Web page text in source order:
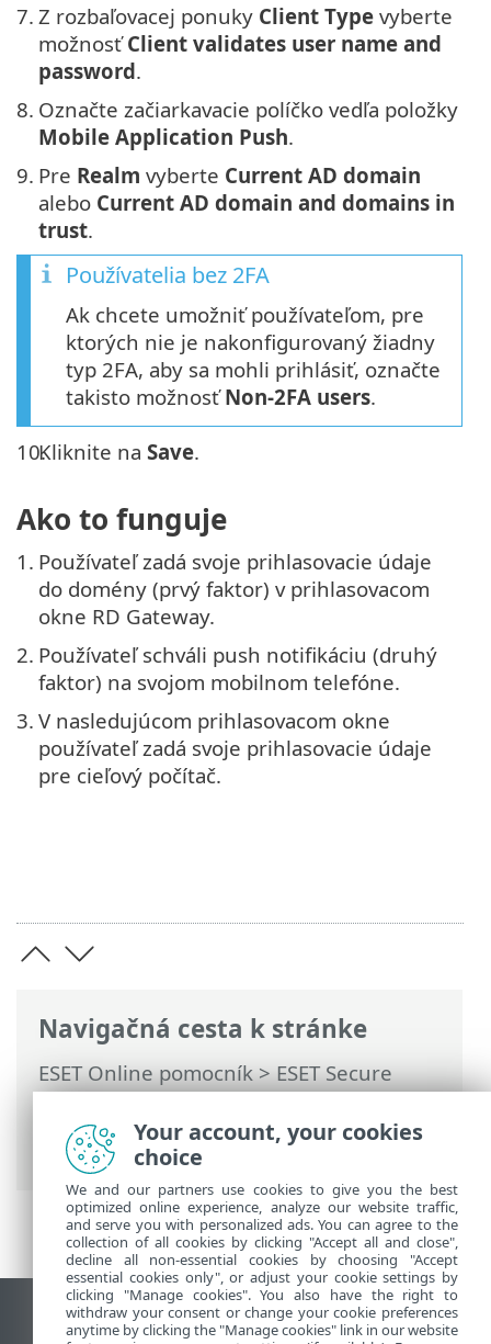
Navigačná cesta k stránke
ESET Online pomocník>ESET Secure
Authentication On-Prem>Ochrana
vzdialenej pracovnej plochy> Remote
Desktop Gateway a ESA RADIUS
7. Z rozbaľovacej ponuky Client Type vyberte
možnosťClient validates user name and
password.
8. Označte začiarkavacie políčko vedľa položky
Mobile Application Push.
9. Pre Realm vyberte Current AD domain
alebo Current AD domain and domains in
trust.
Používatelia bez 2FA
Ak chcete umožniť používateľom, pre
ktorých nie je nakonfigurovaný žiadny
typ 2FA, aby sa mohli prihlásiť, označte
takisto možnosťNon-2FA users.
10.Kliknite na Save.
Ako to funguje
1. Používateľ zadá svoje prihlasovacie údaje
do domény (prvý faktor) v prihlasovacom
okne RD Gateway.
2. Používateľ schváli push notifikáciu (druhý
faktor) na svojom mobilnom telefóne.
3. V nasledujúcom prihlasovacom okne
používateľ zadá svoje prihlasovacie údaje
pre cieľový počítač.
Zobraziť stránku ako na počítači
Your account, your cookies
choice
We and our partners use cookies to give you the best
optimized online experience, analyze our website traffic,
and serve you with personalized ads. You can agree to the
collection of all cookies by clicking "Accept all and close",
decline all non-essential cookies by choosing "Accept
essential cookies only", or adjust your cookie settings by
clicking "Manage cookies". You also have the right to
withdraw your consent or change your cookie preferences
anytime by clicking the "Manage cookies" link in our website